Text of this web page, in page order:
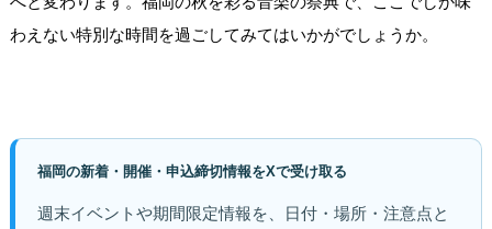
わえない特別な時間を過ごしてみてはいかがでしょうか。
福岡の新着・開催・申込締切情報をXで受け取る
週末イベントや期間限定情報を、日付・場所・注意点と